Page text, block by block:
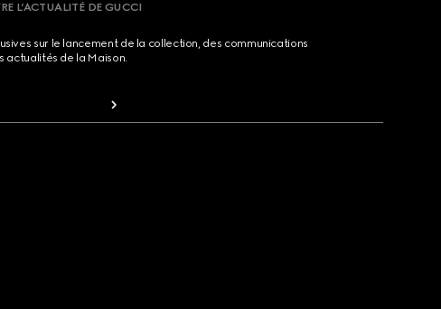
L’ACTUALITÉ DE GUCCI
sur le lancement de la collection, des communications
actualités de la Maison.